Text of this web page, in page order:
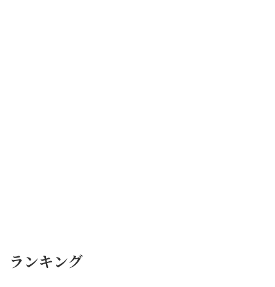
ランキング